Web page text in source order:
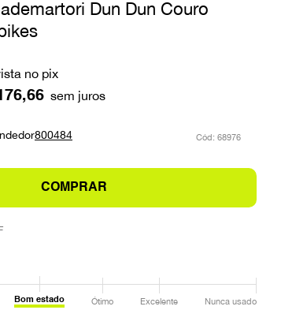
Dun Dun Couro
no pix
,66
800484 : 68976
COMPRAR
Bom estado Ótimo Excelente Nunca usado